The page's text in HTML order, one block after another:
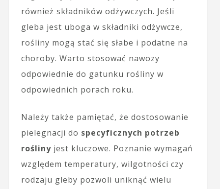
również składników odżywczych. Jeśli
gleba jest uboga w składniki odżywcze,
rośliny mogą stać się słabe i podatne na
choroby. Warto stosować nawozy
odpowiednie do gatunku rośliny w
odpowiednich porach roku.
Należy także pamiętać, że dostosowanie
pielegnacji do specyficznych potrzeb
roślinyjest kluczowe. Poznanie wymagań
względem temperatury, wilgotności czy
rodzaju gleby pozwoli uniknąć wielu